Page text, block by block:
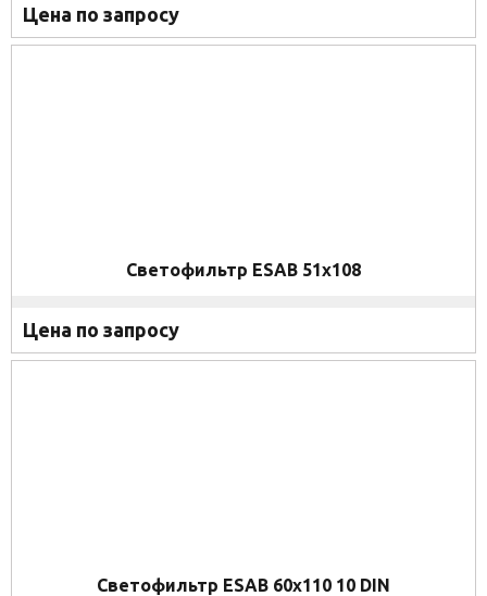
Цена по запросу
Светофильтр ESAB 51x108
Цена по запросу
Светофильтр ESAB 60x110 10 DIN